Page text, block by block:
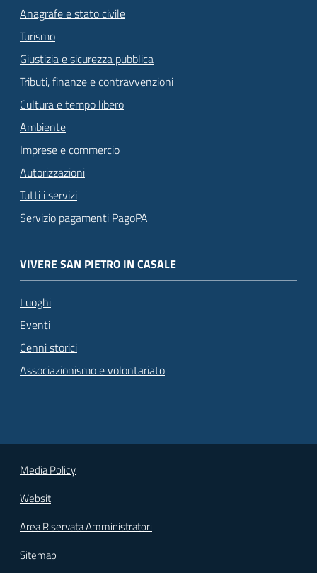
Anagrafe e stato civile
Turismo
Giustizia e sicurezza pubblica
Tributi, finanze e contravvenzioni
Cultura e tempo libero
Ambiente
Imprese e commercio
Autorizzazioni
Tutti i servizi
Servizio pagamenti PagoPA
VIVERE SAN PIETRO IN CASALE
Luoghi
Eventi
Cenni storici
Associazionismo e volontariato
Media Policy
Websit
Area Riservata Amministratori
Sitemap